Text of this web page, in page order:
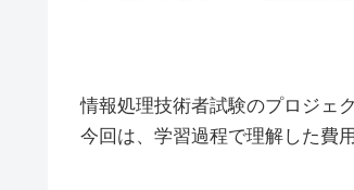
情報処理技術者試験のプロジェ
今回は、学習過程で理解した費